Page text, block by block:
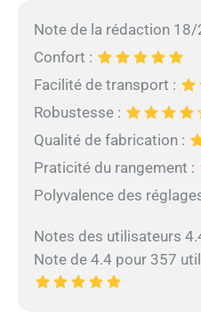
Note de la rédaction 18/
Confort :
Facilité de transport :
Robustesse :
Qualité de fabrication :
Praticité du rangement :
Polyvalence des
Notes des utilisateurs
Note de 4.4 pour 357